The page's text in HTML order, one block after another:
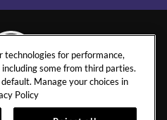
technologies for performance,
some from third parties.
Manage your choices in
Policy